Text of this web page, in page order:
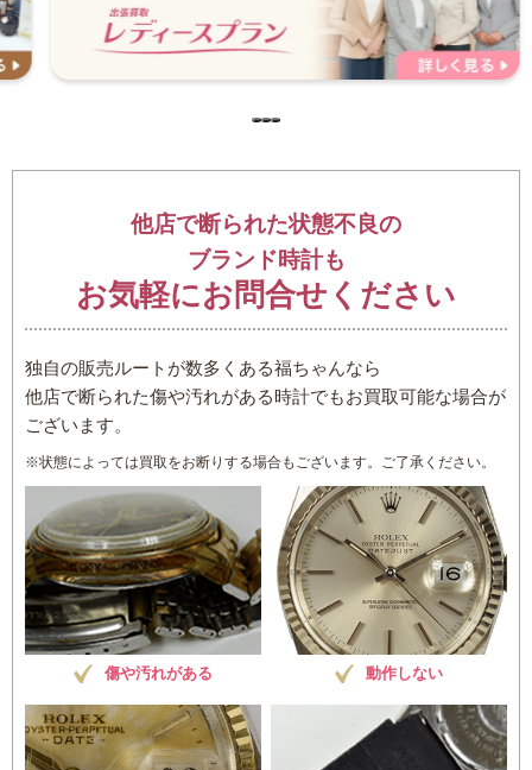
他店で断られた状態不良の
ブランド時計も
お気軽にお問合せください
独自の販売ルートが数多くある福ちゃんなら
他店で断られた傷や汚れがある時計でもお買取可能な場合が
ございます。
※状態によっては買取をお断りする場合もございます。ご了承ください。
傷や汚れがある 動作しない